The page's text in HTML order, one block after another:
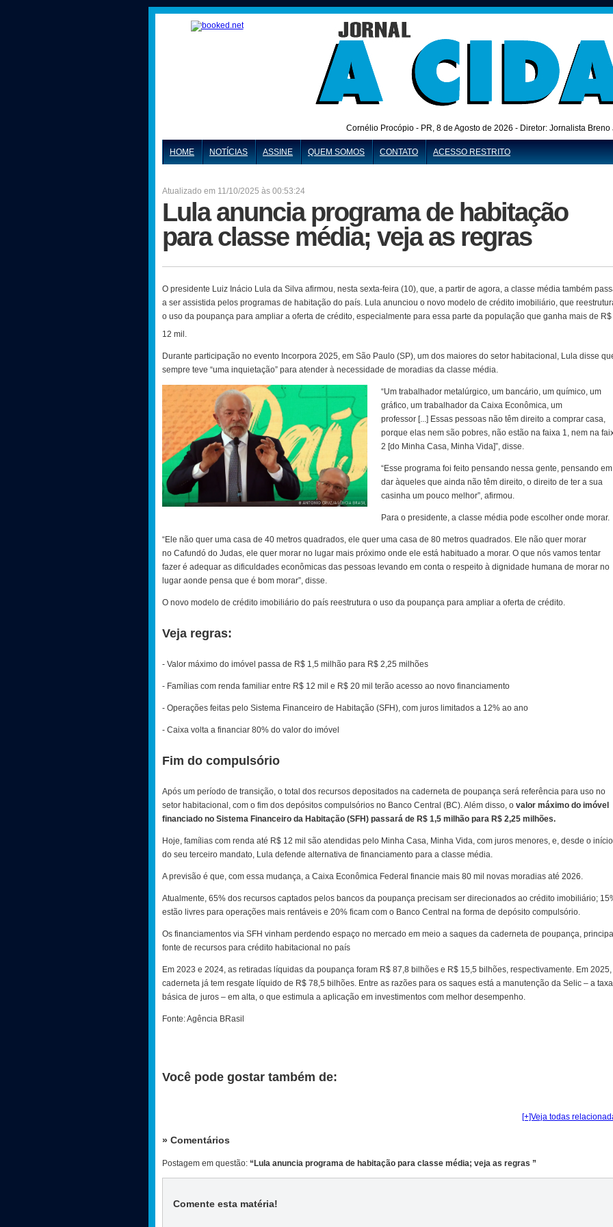
Cornélio Procópio - PR, 8 de Agosto de 2026 - Diretor: Jornalista
HOME NOTÍCIAS ASSINE QUEM SOMOS CONTATO ACESSO RESTRITO
Atualizado em 11/10/2025 às 00:53:24
Lula anuncia programa de habitação
para classe média; veja as regras
O presidente Luiz Inácio Lula da Silva afirmou, nesta sexta-feira (10), que, a partir de agora, a classe média também
a ser assistida pelos programas de habitação do país. Lula anunciou o novo modelo de crédito imobiliário, que
o uso da poupança para ampliar a oferta de crédito, especialmente para essa parte da população que ganha mais de R$
12 mil.
Durante participação no evento Incorpora 2025, em São Paulo (SP), um dos maiores do setor habitacional, Lula disse
sempre teve “uma inquietação” para atender à necessidade de moradias da classe média.
“Um trabalhador metalúrgico, um bancário, um químico, um
gráfico, um trabalhador da Caixa Econômica, um
professor [...] Essas pessoas não têm direito a comprar casa,
porque elas nem são pobres, não estão na faixa 1, nem na
2 [do Minha Casa, Minha Vida]”, disse.
“Esse programa foi feito pensando nessa gente, pensando em
dar àqueles que ainda não têm direito, o direito de ter a sua
casinha um pouco melhor”, afirmou.
Para o presidente, a classe média pode escolher onde morar.
“Ele não quer uma casa de 40 metros quadrados, ele quer uma casa de 80 metros quadrados. Ele não quer morar
no Cafundó do Judas, ele quer morar no lugar mais próximo onde ele está habituado a morar. O que nós vamos tentar
fazer é adequar as dificuldades econômicas das pessoas levando em conta o respeito à dignidade humana de morar no
lugar aonde pensa que é bom morar”, disse.
O novo modelo de crédito imobiliário do país reestrutura o uso da poupança para ampliar a oferta de crédito.
Veja regras:
- Valor máximo do imóvel passa de R$ 1,5 milhão para R$ 2,25 milhões
- Famílias com renda familiar entre R$ 12 mil e R$ 20 mil terão acesso ao novo financiamento
- Operações feitas pelo Sistema Financeiro de Habitação (SFH), com juros limitados a 12% ao ano
- Caixa volta a financiar 80% do valor do imóvel
Fim do compulsório
Após um período de transição, o total dos recursos depositados na caderneta de poupança será referência para uso no
setor habitacional, com o fim dos depósitos compulsórios no Banco Central (BC). Além disso, o valor máximo do imóvel
financiado no Sistema Financeiro da Habitação (SFH) passará de R$ 1,5 milhão para R$ 2,25 milhões.
Hoje, famílias com renda até R$ 12 mil são atendidas pelo Minha Casa, Minha Vida, com juros menores, e, desde o início
do seu terceiro mandato, Lula defende alternativa de financiamento para a classe média.
A previsão é que, com essa mudança, a Caixa Econômica Federal financie mais 80 mil novas moradias até 2026.
Atualmente, 65% dos recursos captados pelos bancos da poupança precisam ser direcionados ao crédito imobiliário;
estão livres para operações mais rentáveis e 20% ficam com o Banco Central na forma de depósito compulsório.
Os financiamentos via SFH vinham perdendo espaço no mercado em meio a saques da caderneta de poupança,
fonte de recursos para crédito habitacional no país
Em 2023 e 2024, as retiradas líquidas da poupança foram R$ 87,8 bilhões e R$ 15,5 bilhões, respectivamente. Em 2025,
caderneta já tem resgate líquido de R$ 78,5 bilhões. Entre as razões para os saques está a manutenção da Selic – a taxa
básica de juros – em alta, o que estimula a aplicação em investimentos com melhor desempenho.
Fonte: Agência BRasil
Você pode gostar também de:
[+]Veja todas
» Comentários
Postagem em questão: “Lula anuncia programa de habitação para classe média; veja as regras ”
Comente esta matéria!